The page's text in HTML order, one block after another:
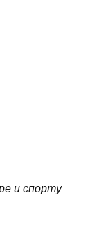
и спорту